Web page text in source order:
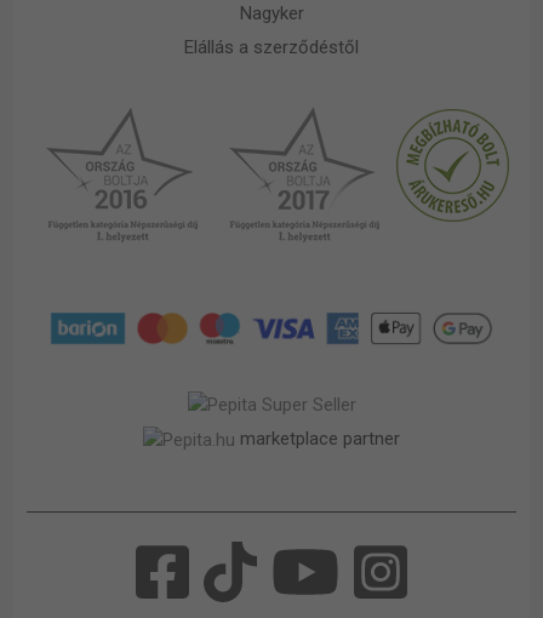
Nagyker
Elállás a szerződéstől
marketplace partner